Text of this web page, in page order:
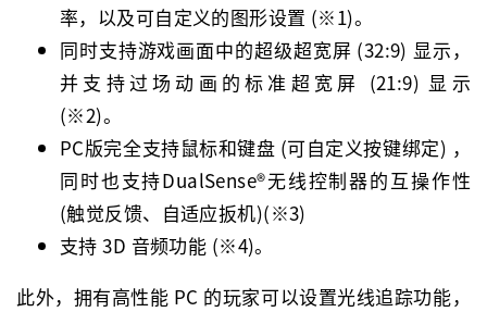
率，以及可自定义的图形设置 (※1)。
同时支持游戏画面中的超级超宽屏 (32:9) 显示，
并支持过场动画的标准超宽屏 (21:9) 显示
(※2)。
PC版完全支持鼠标和键盘 (可自定义按键绑定) ，
同时也支持DualSense®无线控制器的互操作性
(触觉反馈、自适应扳机)(※3)
支持 3D 音频功能 (※4)。
此外，拥有高性能 PC 的玩家可以设置光线追踪功能，